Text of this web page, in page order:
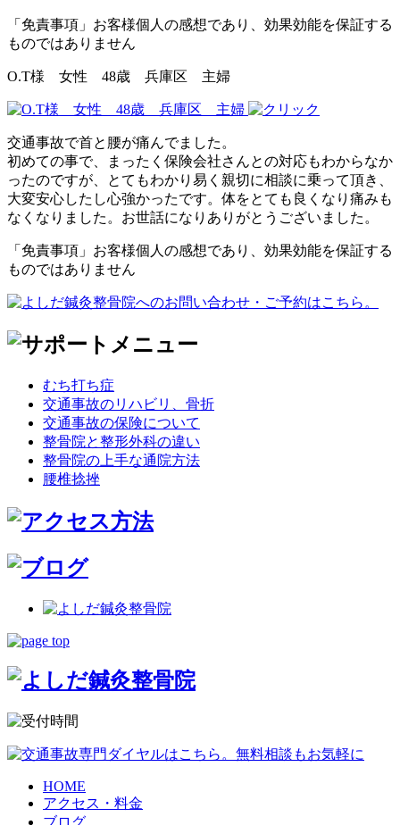
「免責事項」お客様個人の感想であり、効果効能を保証する
ものではありません
O.T様 女性 48歳 兵庫区 主婦
交通事故で首と腰が痛んでました。
初めての事で、まったく保険会社さんとの対応もわからなか
ったのですが、とてもわかり易く親切に相談に乗って頂き、
大変安心したし心強かったです。体をとても良くなり痛みも
なくなりました。お世話になりありがとうございました。
「免責事項」お客様個人の感想であり、効果効能を保証する
ものではありません
むち打ち症
交通事故のリハビリ、骨折
交通事故の保険について
整骨院と整形外科の違い
整骨院の上手な通院方法
腰椎捻挫
HOME
アクセス・料金